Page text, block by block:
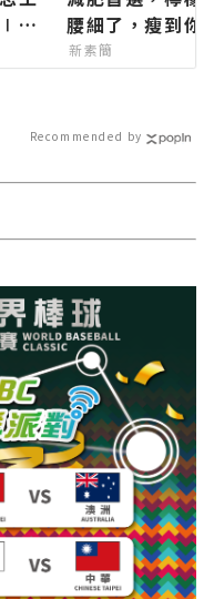
花
資
腰細了，瘦到你
新素簡
Recommended by